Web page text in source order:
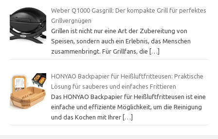
Weber Q1000 Gasgrill: Der kompakte Grill für perfektes
Grillvergnügen
Grillen ist nicht nur eine Art der Zubereitung von
Speisen, sondern auch ein Erlebnis, das Menschen
zusammenbringt. Für Grillfans, die […]
HONYAO Backpapier für Heißluftfritteusen: Praktische
Lösung für sauberes und einfaches Frittieren
Das HONYAO Backpapier für Heißluftfritteusen ist eine
einfache und effiziente Möglichkeit, um die Reinigung
und das Kochen mit Ihrer […]